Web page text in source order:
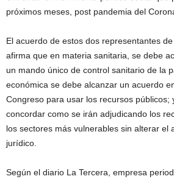
próximos meses, post pandemia del
El acuerdo de estos dos representantes
afirma que en materia sanitaria, se debe
un mando único de control sanitario de la
económica se debe alcanzar un acuerdo
Congreso para usar los recursos públicos;
concordar como se irán adjudicando los
los sectores más vulnerables sin alterar el
jurídico.
Según el diario La Tercera, empresa